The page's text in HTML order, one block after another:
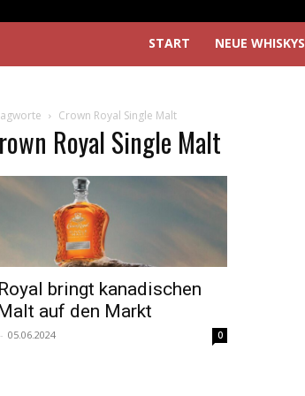
START NEUE WHISKYS
Crown Royal Single Malt
Royal Single Malt
bringt kanadischen
auf den Markt
- 05.06.2024 0